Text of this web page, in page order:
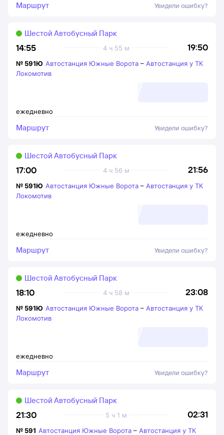
Маршрут Увидели ошибку?
14:55 19:50
4 ч 55 м
Шестой Автобусный Парк
ежедневно
№ 591Ю Автостанция Южные Ворота – Автостанция у ТК
Локомотив
Маршрут Увидели ошибку?
17:00 21:56
4 ч 56 м
Шестой Автобусный Парк
ежедневно
№ 591Ю Автостанция Южные Ворота – Автостанция у ТК
Локомотив
Маршрут Увидели ошибку?
18:10 23:08
4 ч 58 м
Шестой Автобусный Парк
ежедневно
№ 591Ю Автостанция Южные Ворота – Автостанция у ТК
Локомотив
Маршрут Увидели ошибку?
21:30 02:31
5 ч 1 м
Шестой Автобусный Парк
№ 591 Автостанция Южные Ворота – Автостанция у ТК